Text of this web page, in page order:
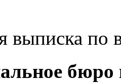
выписка
бюро